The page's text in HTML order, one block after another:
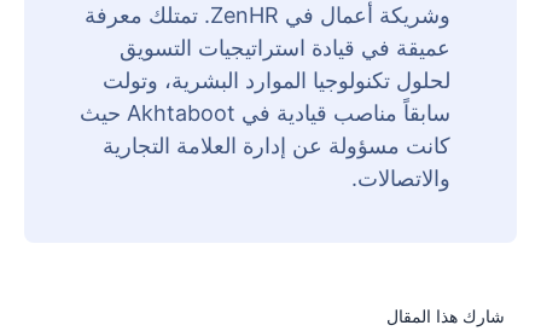
وشريكة أعمال في ZenHR. تمتلك معرفة
عميقة في قيادة استراتيجيات التسويق
لحلول تكنولوجيا الموارد البشرية، وتولت
سابقاً مناصب قيادية في Akhtaboot حيث
كانت مسؤولة عن إدارة العلامة التجارية
والاتصالات.
شارك هذا المقال